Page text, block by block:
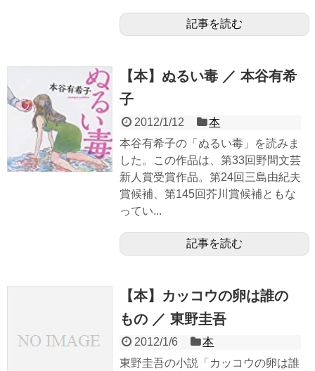
記事を読む
【本】ぬるい毒 ／ 本谷有希
子
2012/1/12
本
本谷有希子の「ぬるい毒」を読みま
した。この作品は、第33回野間文芸
新人賞受賞作品。第24回三島由紀夫
賞候補、第145回芥川賞候補ともな
ってい...
記事を読む
【本】カッコウの卵は誰の
もの ／ 東野圭吾
2012/1/6
本
東野圭吾の小説「カッコウの卵は誰